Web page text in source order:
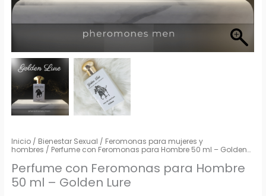
Inicio / Bienestar Sexual / Feromonas para mujeres y
hombres / Perfume con Feromonas para Hombre 50 ml – Golden
Perfume con Feromonas para Hombre
50 ml – Golden Lure